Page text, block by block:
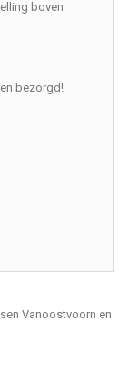
boven
bezorgd!
Vanoostvoorn en